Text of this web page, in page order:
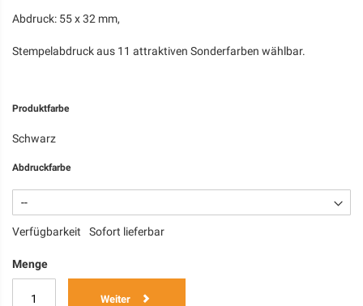
Abdruck: 55 x 32 mm,
Stempelabdruck aus 11 attraktiven Sonderfarben wählbar.
Produktfarbe
Schwarz
Abdruckfarbe
Verfügbarkeit Sofort lieferbar
Menge
Weiter